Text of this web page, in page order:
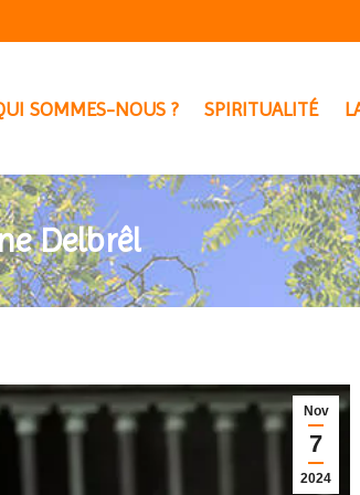
SOMMES-NOUS ? SPIRITUALITÉ
Delbrêl
Nov
7
2024